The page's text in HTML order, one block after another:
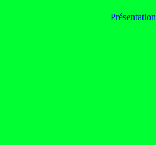
Présentation